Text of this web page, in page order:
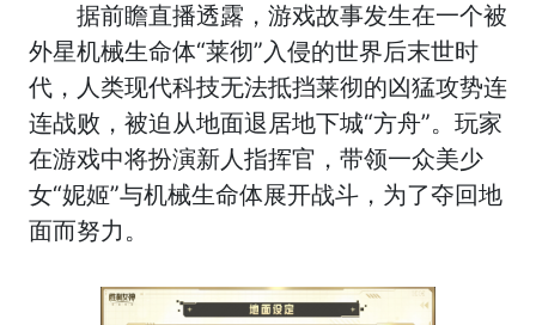
据前瞻直播透露，游戏故事发生在一个被
外星机械生命体“莱彻”入侵的世界后末世时
代，人类现代科技无法抵挡莱彻的凶猛攻势连
连战败，被迫从地面退居地下城“方舟”。玩家
在游戏中将扮演新人指挥官，带领一众美少
女“妮姬”与机械生命体展开战斗，为了夺回地
面而努力。